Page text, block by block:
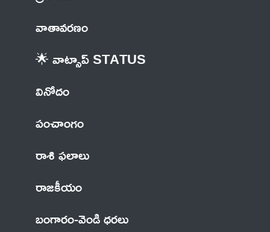
వాతావరణం
🌟 వాట్సాప్ STATUS
వినోదం
పంచాంగం
రాశి ఫలాలు
రాజకీయం
బంగారం-వెండి ధరలు